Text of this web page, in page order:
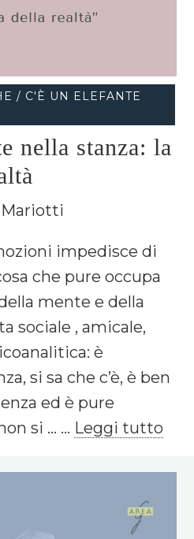
/ C'È UN ELEFANTE
nella stanza: la
Mariotti
impedisce di
che pure occupa
mente e della
sociale , amicale,
è
si sa che c’è, è ben
ed è pure
si ... ... Leggi tutto